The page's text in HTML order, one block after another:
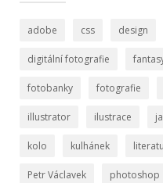
adobe css design
digitální fotografie
fotobanky fotografie
illustrator ilustrace
kolo kulhánek
Petr Václavek photoshop